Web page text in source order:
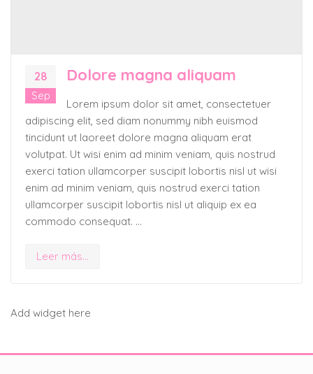
28
Sep
Dolore magna aliquam
Lorem ipsum dolor sit amet, consectetuer
adipiscing elit, sed diam nonummy nibh euismod
tincidunt ut laoreet dolore magna aliquam erat
volutpat. Ut wisi enim ad minim veniam, quis nostrud
exerci tation ullamcorper suscipit lobortis nisl ut wisi
enim ad minim veniam, quis nostrud exerci tation
ullamcorper suscipit lobortis nisl ut aliquip ex ea
commodo consequat. …
Leer más...
Add widget here